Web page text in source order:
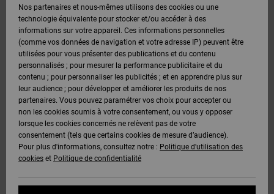
Nos partenaires et nous-mêmes utilisons des cookies ou une
technologie équivalente pour stocker et/ou accéder à des
informations sur votre appareil. Ces informations personnelles
(comme vos données de navigation et votre adresse IP) peuvent être
utilisées pour vous présenter des publications et du contenu
personnalisés ; pour mesurer la performance publicitaire et du
contenu ; pour personnaliser les publicités ; et en apprendre plus sur
leur audience ; pour développer et améliorer les produits de nos
partenaires. Vous pouvez paramétrer vos choix pour accepter ou
non les cookies soumis à votre consentement, ou vous y opposer
lorsque les cookies concernés ne relèvent pas de votre
consentement (tels que certains cookies de mesure d’audience).
Pour plus d'informations, consultez notre : Politique d'utilisation des
cookies et Politique de confidentialité